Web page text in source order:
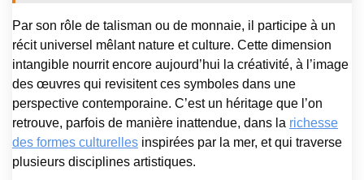
Par son rôle de talisman ou de monnaie, il participe à un
récit universel mêlant nature et culture. Cette dimension
intangible nourrit encore aujourd’hui la créativité, à l’image
des œuvres qui revisitent ces symboles dans une
perspective contemporaine. C’est un héritage que l’on
retrouve, parfois de manière inattendue, dans la richesse
des formes culturelles inspirées par la mer, et qui traverse
plusieurs disciplines artistiques.